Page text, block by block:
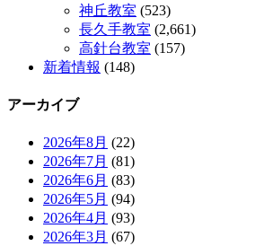
神丘教室 (523)
長久手教室 (2,661)
高針台教室 (157)
新着情報 (148)
アーカイブ
2026年8月 (22)
2026年7月 (81)
2026年6月 (83)
2026年5月 (94)
2026年4月 (93)
2026年3月 (67)